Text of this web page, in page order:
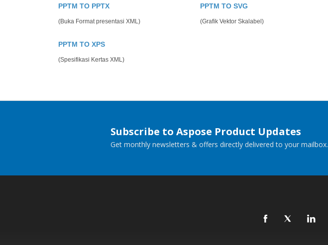
PPTM TO PPTX
(Buka Format presentasi XML)
PPTM TO SVG
(Grafik Vektor Skalabel)
PPTM TO XPS
(Spesifikasi Kertas XML)
Subscribe to Aspose Product Updates
Get monthly newsletters & offers directly delivered to your mailbox.